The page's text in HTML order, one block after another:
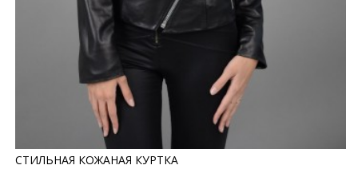
СТИЛЬНАЯ КОЖАНАЯ КУРТКА